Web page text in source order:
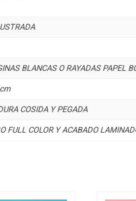
BLANCAS O RAYADAS PAPEL
COSIDA Y PEGADA
FULL COLOR Y ACABADO